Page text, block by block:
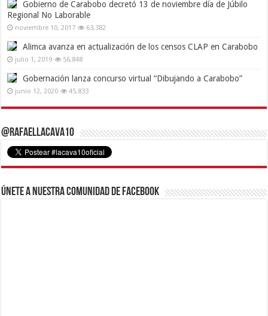
Gobierno de Carabobo decretó 13 de noviembre día de Júbilo
Regional No Laborable
noviembre 10, 2017 63,382
Alimca avanza en actualización de los censos CLAP en Carabobo
julio 1, 2019 56,848
Gobernación lanza concurso virtual “Dibujando a Carabobo”
junio 12, 2020 45,833
@RafaelLacava10
Únete a nuestra comunidad de Facebook